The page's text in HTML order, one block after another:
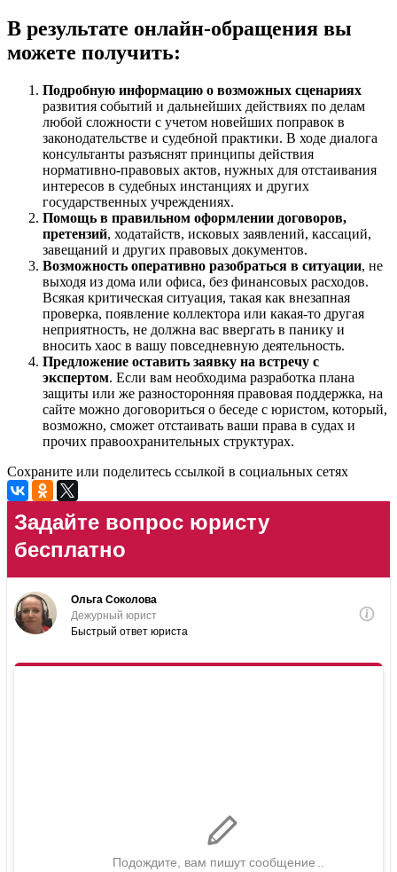
В результате онлайн-обращения вы
можете получить:
Подробную информацию о возможных сценариях
развития событий и дальнейших действиях по делам
любой сложности с учетом новейших поправок в
законодательстве и судебной практики. В ходе диалога
консультанты разъяснят принципы действия
нормативно-правовых актов, нужных для отстаивания
интересов в судебных инстанциях и других
государственных учреждениях.
Помощь в правильном оформлении договоров,
претензий, ходатайств, исковых заявлений, кассаций,
завещаний и других правовых документов.
Возможность оперативно разобраться в ситуации, не
выходя из дома или офиса, без финансовых расходов.
Всякая критическая ситуация, такая как внезапная
проверка, появление коллектора или какая-то другая
неприятность, не должна вас ввергать в панику и
вносить хаос в вашу повседневную деятельность.
Предложение оставить заявку на встречу с
экспертом. Если вам необходима разработка плана
защиты или же разносторонняя правовая поддержка, на
сайте можно договориться о беседе с юристом, который,
возможно, сможет отстаивать ваши права в судах и
прочих правоохранительных структурах.
Сохраните или поделитесь ссылкой в социальных сетях